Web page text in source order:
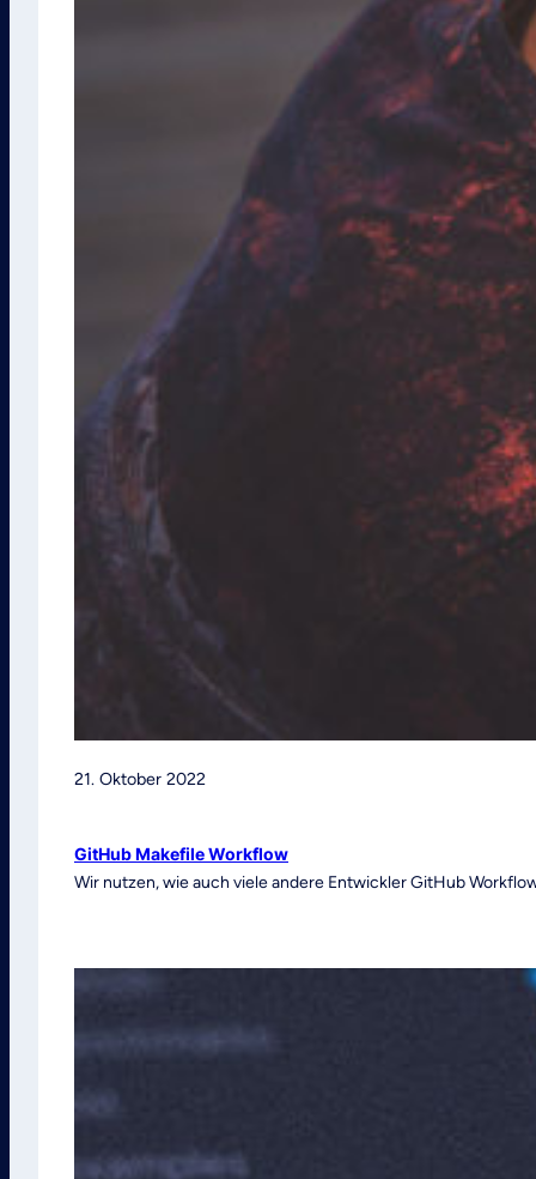
21. Oktober 2022
GitHub Makefile Workflow
Wir nutzen, wie auch viele andere Entwickler GitHub